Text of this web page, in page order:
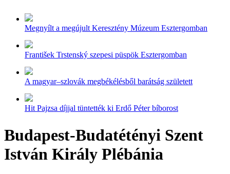
Megnyílt a megújult Keresztény Múzeum Esztergomban
František Trstenský szepesi püspök Esztergomban
A magyar–szlovák megbékélésből barátság született
Hit Pajzsa díjjal tüntették ki Erdő Péter bíborost
Budapest-Budatétényi Szent
István Király Plébánia